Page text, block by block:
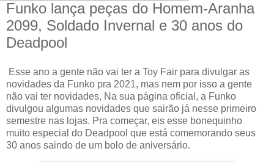
Funko lança peças do Homem-Aranha
2099, Soldado Invernal e 30 anos do
Deadpool
Esse ano a gente não vai ter a Toy Fair para divulgar as
novidades da Funko pra 2021, mas nem por isso a gente
não vai ter novidades, Na sua página oficial, a Funko
divulgou algumas novidades que sairão já nesse primeiro
semestre nas lojas. Pra começar, eis esse bonequinho
muito especial do Deadpool que está comemorando seus
30 anos saindo de um bolo de aniversário.